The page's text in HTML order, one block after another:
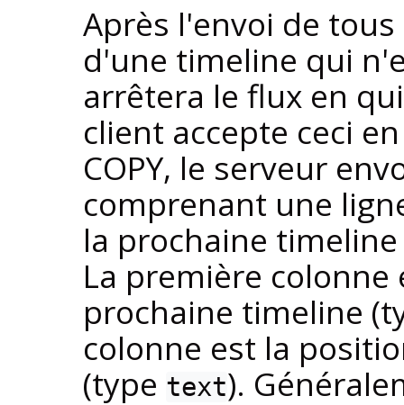
Après l'envoi de
d'une timeline qui
arrêtera le flux en
client accepte ceci
COPY, le serveur
comprenant une
la prochaine
La première
prochaine timeline
colonne est la
(type text).